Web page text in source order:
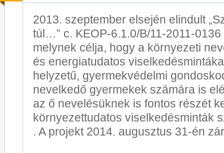
2013. szeptember elsején elindult
túl…” c. KEOP-6.1.0/B/11-2011-
melynek célja, hogy a környezeti
és energiatudatos
helyzetű, gyermekvédelmi
nevelkedő gyermekek számára is
az ő nevelésüknek is fontos részét
környezettudatos viselkedésminták
. A projekt 2014. augusztus 31-én